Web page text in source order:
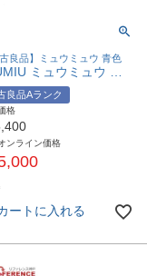
古良品】ミュウミュウ 青色
MIUMIU ミュウミュウ ラインストーン ヘアアクセサリー ヘッドバンド ヘアバンド カチューシャ プラスチック レディース ブルー 【中古】
良品Aランク
格
ンライン価格
ートに入れる